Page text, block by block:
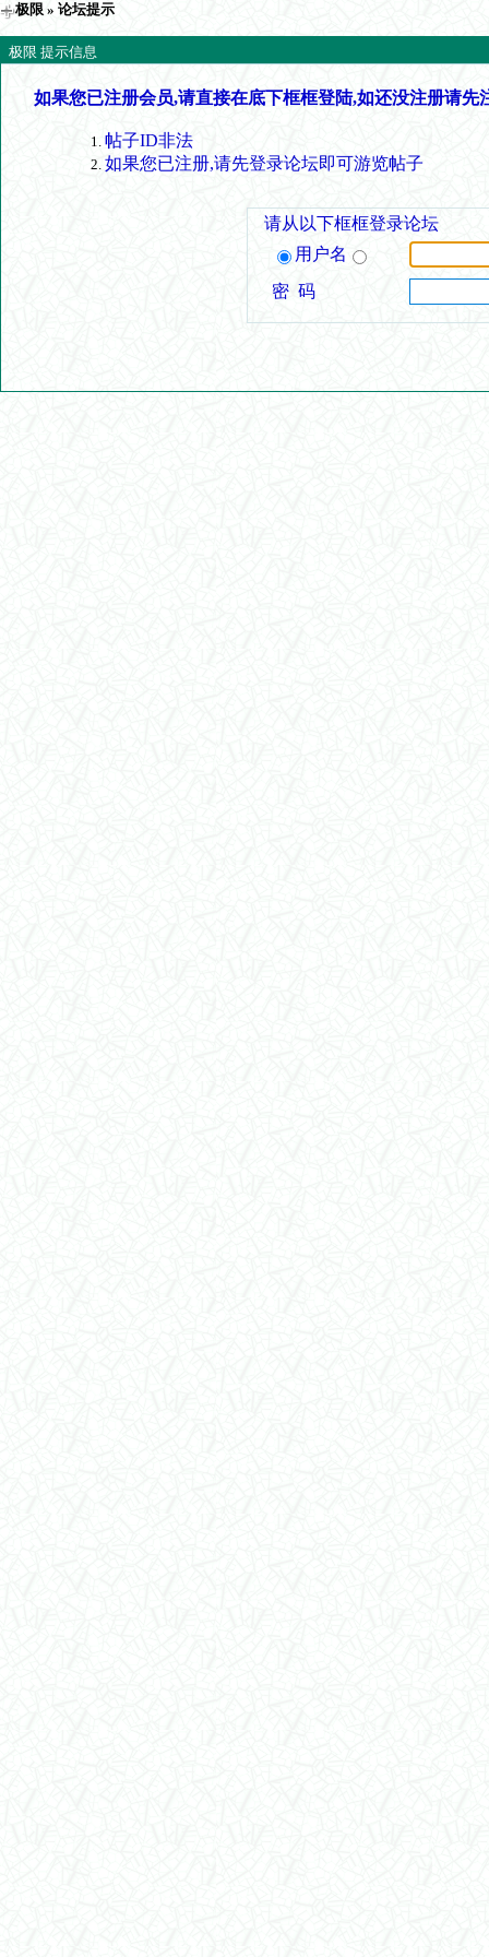
极限 » 论坛提示
极限 提示信息
如果您已注册会员,请直接在底下框框登陆,如还没注册请先
帖子ID非法
如果您已注册,请先登录论坛即可游览帖子
请从以下框框登录论坛
用户名
密 码